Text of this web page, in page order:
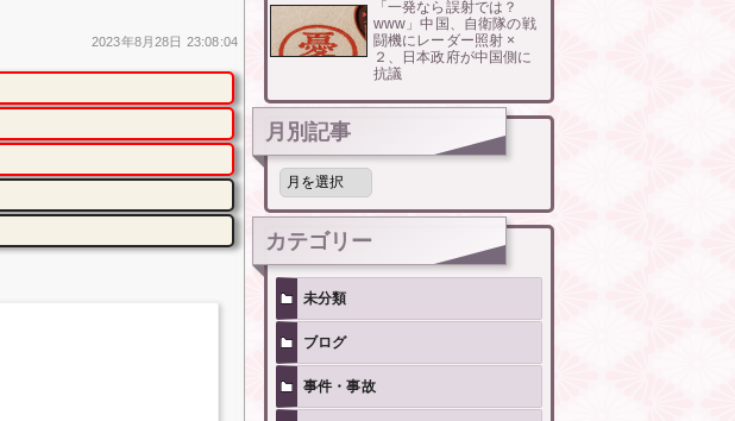
2023年8月28日 23:08:04
「一発なら誤射では？
www」中国、自衛隊の戦
闘機にレーダー照射 ×
２、日本政府が中国側に
抗議
月別記事
月
記
事
カテゴリー
未分類
ブログ
事件・事故